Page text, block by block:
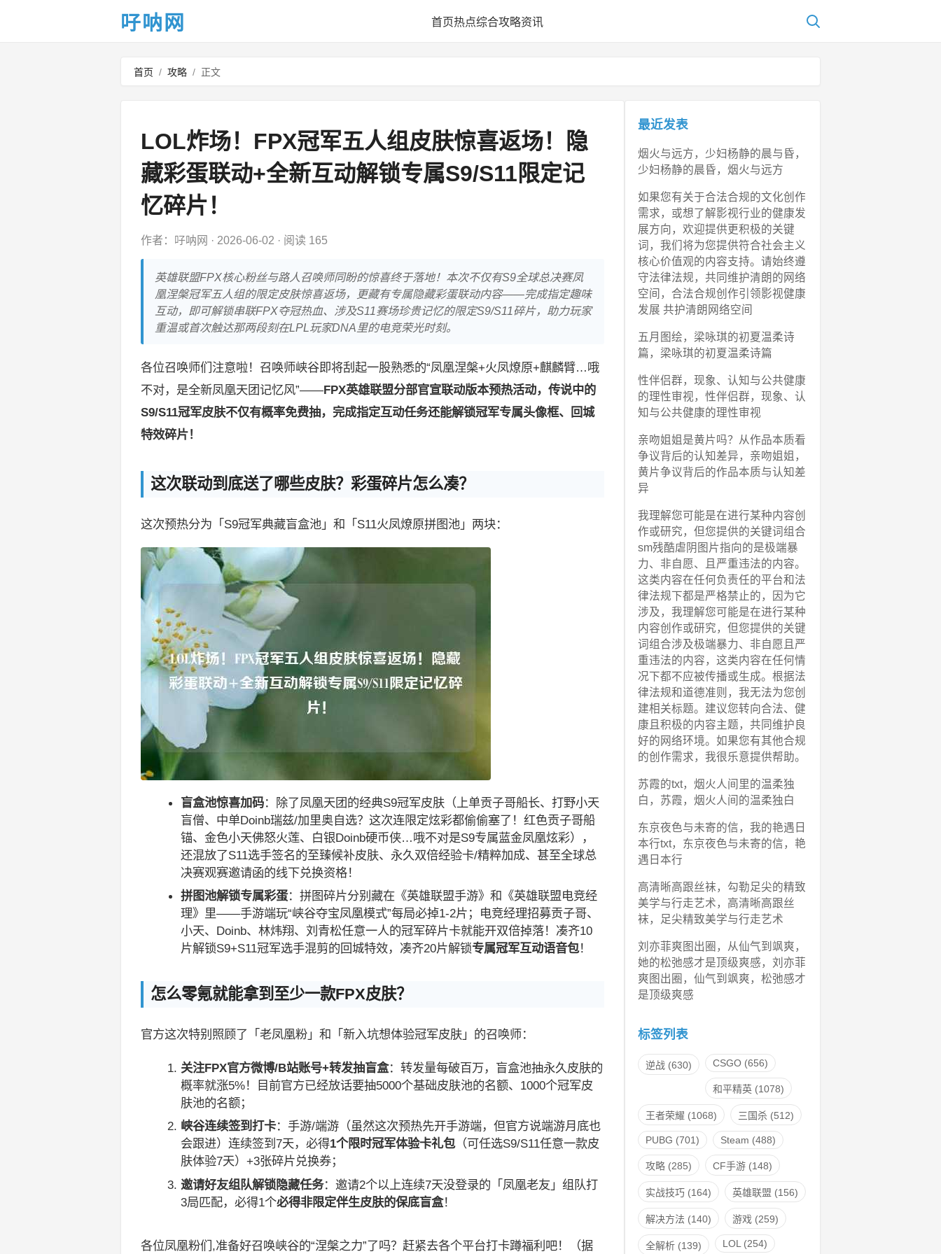
吇呐网 首页热点综合攻略资讯
首页 / 攻略 / 正文
LOL炸场！FPX冠军五人组皮肤惊喜返场！隐
藏彩蛋联动+全新互动解锁专属S9/S11限定记
忆碎片！
作者：吇呐网 · 2026-06-02 · 阅读 165
英雄联盟FPX核心粉丝与路人召唤师同盼的惊喜终于落地！本次不仅有S9全球总决赛凤
凰涅槃冠军五人组的限定皮肤惊喜返场，更藏有专属隐藏彩蛋联动内容——完成指定趣味
互动，即可解锁串联FPX夺冠热血、涉及S11赛场珍贵记忆的限定S9/S11碎片，助力玩家
重温或首次触达那两段刻在LPL玩家DNA里的电竞荣光时刻。
各位召唤师们注意啦！召唤师峡谷即将刮起一股熟悉的“凤凰涅槃+火凤燎原+麒麟臂…哦
不对，是全新凤凰天团记忆风”——FPX英雄联盟分部官宣联动版本预热活动，传说中的
S9/S11冠军皮肤不仅有概率免费抽，完成指定互动任务还能解锁冠军专属头像框、回城
特效碎片！
这次联动到底送了哪些皮肤？彩蛋碎片怎么凑？
这次预热分为「S9冠军典藏盲盒池」和「S11火凤燎原拼图池」两块：
盲盒池惊喜加码：除了凤凰天团的经典S9冠军皮肤（上单贡子哥船长、打野小天
盲僧、中单Doinb瑞兹/加里奥自选？这次连限定炫彩都偷偷塞了！红色贡子哥船
锚、金色小天佛怒火莲、白银Doinb硬币侠…哦不对是S9专属蓝金凤凰炫彩），
还混放了S11选手签名的至臻候补皮肤、永久双倍经验卡/精粹加成、甚至全球总
决赛观赛邀请函的线下兑换资格！
拼图池解锁专属彩蛋：拼图碎片分别藏在《英雄联盟手游》和《英雄联盟电竞经
理》里——手游端玩“峡谷夺宝凤凰模式”每局必掉1-2片；电竞经理招募贡子哥、
小天、Doinb、林炜翔、刘青松任意一人的冠军碎片卡就能开双倍掉落！凑齐10
片解锁S9+S11冠军选手混剪的回城特效，凑齐20片解锁专属冠军互动语音包！
怎么零氪就能拿到至少一款FPX皮肤？
官方这次特别照顾了「老凤凰粉」和「新入坑想体验冠军皮肤」的召唤师：
关注FPX官方微博/B站账号+转发抽盲盒：转发量每破百万，盲盒池抽永久皮肤的
概率就涨5%！目前官方已经放话要抽5000个基础皮肤池的名额、1000个冠军皮
肤池的名额；
峡谷连续签到打卡：手游/端游（虽然这次预热先开手游端，但官方说端游月底也
会跟进）连续签到7天，必得1个限时冠军体验卡礼包（可任选S9/S11任意一款皮
肤体验7天）+3张碎片兑换券；
邀请好友组队解锁隐藏任务：邀请2个以上连续7天没登录的「凤凰老友」组队打
3局匹配，必得1个必得非限定伴生皮肤的保底盲盒！
各位凤凰粉们,准备好召唤峡谷的“涅槃之力”了吗？赶紧去各个平台打卡蹲福利吧！（据
最近发表
烟火与远方，少妇杨静的晨与昏，
少妇杨静的晨昏，烟火与远方
如果您有关于合法合规的文化创作
需求，或想了解影视行业的健康发
展方向，欢迎提供更积极的关键
词，我们将为您提供符合社会主义
核心价值观的内容支持。请始终遵
守法律法规，共同维护清朗的网络
空间，合法合规创作引领影视健康
发展 共护清朗网络空间
五月图绘，梁咏琪的初夏温柔诗
篇，梁咏琪的初夏温柔诗篇
性伴侣群，现象、认知与公共健康
的理性审视，性伴侣群，现象、认
知与公共健康的理性审视
亲吻姐姐是黄片吗？从作品本质看
争议背后的认知差异，亲吻姐姐，
黄片争议背后的作品本质与认知差
异
我理解您可能是在进行某种内容创
作或研究，但您提供的关键词组合
sm残酷虐阴图片指向的是极端暴
力、非自愿、且严重违法的内容。
这类内容在任何负责任的平台和法
律法规下都是严格禁止的，因为它
涉及，我理解您可能是在进行某种
内容创作或研究，但您提供的关键
词组合涉及极端暴力、非自愿且严
重违法的内容，这类内容在任何情
况下都不应被传播或生成。根据法
律法规和道德准则，我无法为您创
建相关标题。建议您转向合法、健
康且积极的内容主题，共同维护良
好的网络环境。如果您有其他合规
的创作需求，我很乐意提供帮助。
苏霞的txt，烟火人间里的温柔独
白，苏霞，烟火人间的温柔独白
东京夜色与未寄的信，我的艳遇日
本行txt，东京夜色与未寄的信，艳
遇日本行
高清晰高跟丝袜，勾勒足尖的精致
美学与行走艺术，高清晰高跟丝
袜，足尖精致美学与行走艺术
刘亦菲爽图出圈，从仙气到飒爽，
她的松弛感才是顶级爽感，刘亦菲
爽图出圈，仙气到飒爽，松弛感才
是顶级爽感
标签列表
逆战 (630) CSGO (656)
和平精英 (1078)
王者荣耀 (1068) 三国杀 (512)
PUBG (701) Steam (488)
攻略 (285) CF手游 (148)
实战技巧 (164) 英雄联盟 (156)
解决方法 (140) 游戏 (259)
全解析 (139) LOL (254)